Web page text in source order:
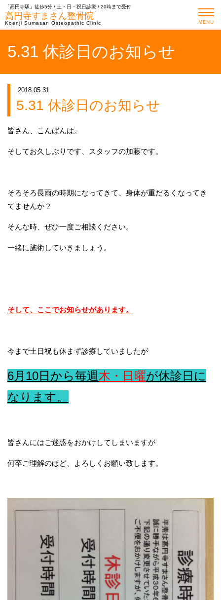
「高円寺駅」徒歩5分 / 土・日・祝日診療 / 20時まで受付
高円寺すまさん整骨院
Koenji Sumasan Osteopathic Clinic MENU
5.31 休診日のお知らせ
2018.05.31
5.31 休診日のお知らせ
皆さん、こんばんは。
そしてお久しぶりです、スタッフの加藤です。
そろそろ長雨の時期になってきて、身体が重だるくなってき
てませんか？
そんな時、ぜひ一度ご相談ください。
一緒に施術していきましょう。
そして、ここでお知らせがあります。
今まで土日祝も休まず診療していましたが
6月10日から毎週木・日曜が休診日に
なります。
皆さんにはご迷惑をおかけしてしまいますが
何卒ご理解のほど、よろしくお願い致します。